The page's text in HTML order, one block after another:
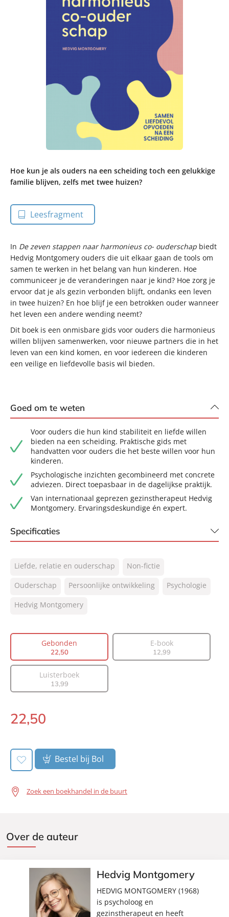
Hoe kun je als ouders na een scheiding toch een gelukkige
familie blijven, zelfs met twee huizen?
Leesfragment
In De zeven stappen naar harmonieus co- ouderschap biedt
Hedvig Montgomery ouders die uit elkaar gaan de tools om
samen te werken in het belang van hun kinderen. Hoe
communiceer je de veranderingen naar je kind? Hoe zorg je
ervoor dat je als gezin verbonden blijft, ondanks een leven
in twee huizen? En hoe blijf je een betrokken ouder wanneer
het leven een andere wending neemt?
Dit boek is een onmisbare gids voor ouders die harmonieus
willen blijven samenwerken, voor nieuwe partners die in het
leven van een kind komen, en voor iedereen die kinderen
een veilige en liefdevolle basis wil bieden.
Goed om te weten
Voor ouders die hun kind stabiliteit en liefde willen
bieden na een scheiding. Praktische gids met
handvatten voor ouders die het beste willen voor hun
kinderen.
Psychologische inzichten gecombineerd met concrete
adviezen. Direct toepasbaar in de dagelijkse praktijk.
Van internationaal geprezen gezinstherapeut Hedvig
Montgomery. Ervaringsdeskundige én expert.
Specificaties
NUR:
850
Type:
Gebonden
Auteur(s):
Aantal pagina's:
Uitgever:
Lev.
Verschijningsdatum:
Liefde, relatie en ouderschap
Non-fictie
Ouderschap
Persoonlijke ontwikkeling
Psychologie
Hedvig Montgomery
Gebonden
22,50
E-book
12,99
Luisterboek
13,99
Gebonden:
22,50
Bestel bij Bol
Zoek een boekhandel in de buurt
Over de auteur
Hedvig Montgomery
HEDVIG MONTGOMERY (1968)
is psycholoog en
gezinstherapeut en heeft